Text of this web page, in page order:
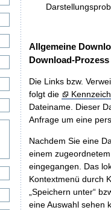
Allgemeine
Download-Prozess
Die Links bzw.
folgt die
Dateiname. Dieser
Anfrage um eine
Nachdem Sie eine
einem
eingegangen. Das
Kontextmenü durch
„Speichern unter“
eine Auswahl sehen